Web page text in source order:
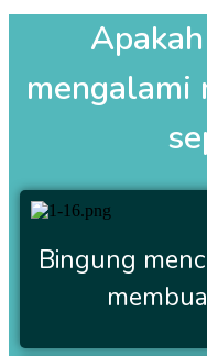
mengalami
Bingung